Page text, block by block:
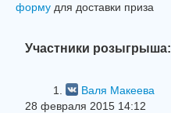
форму для доставки приза
Участники розыгрыша:
1.
Валя Макеева
28 февраля 2015 14:12